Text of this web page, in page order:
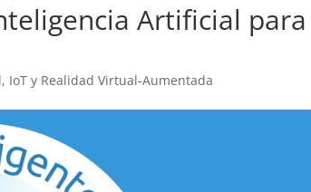
Artificial para
IoT y Realidad Virtual-Aumentada